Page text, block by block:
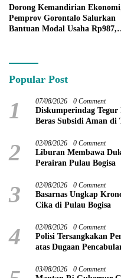
Dorong Kemandirian
Pemprov Gorontalo Salurkan
Bantuan Modal Usaha Rp987,5
Popular Post
1 07/08/2026 0 Comment
Diskumperindag
Beras Subsidi Aman di
2 02/08/2026 0 Comment
Liburan Membawa
Perairan Pulau Bogisa
3 02/08/2026 0 Comment
Basarnas Ungkap
Cika di Pulau Bogisa
4 02/08/2026 0 Comment
Polisi Tersangkakan
atas Dugaan
03/08/2026 0 Comment